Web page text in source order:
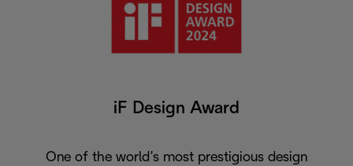
iF Design Award
One of the world’s most prestigious design